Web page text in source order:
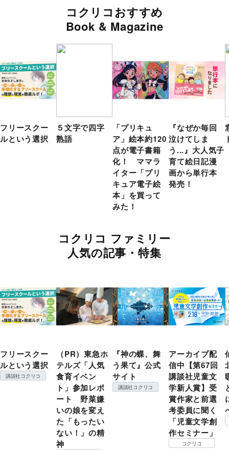
コクリコおすすめ
Book & Magazine
フリースクー
ルという選択
５文字で四字
熟語
「プリキュ
ア」絵本約120
点が電子書籍
化！ ママラ
イター「プリ
キュア電子絵
本」を買って
みた！
『なぜか毎回
泣けてしま
う...』大人気子
育て絵日記漫
画から単行本
発売！
コクリコ ファミリー
人気の記事・特集
フリースクー
ルという選択
講談社コクリコ
（PR）東急ホ
テルズ「人気
食育イベン
ト」参加レポ
ート 野菜嫌
いの娘を変え
た「もったい
ない！」の精
神
『神の蝶、舞
う果て』公式
サイト
講談社コクリコ
アーカイブ配
信中【第67回
講談社児童文
学新人賞】受
賞作家と前選
考委員に聞く
「児童文学創
作セミナー」
コクリコ